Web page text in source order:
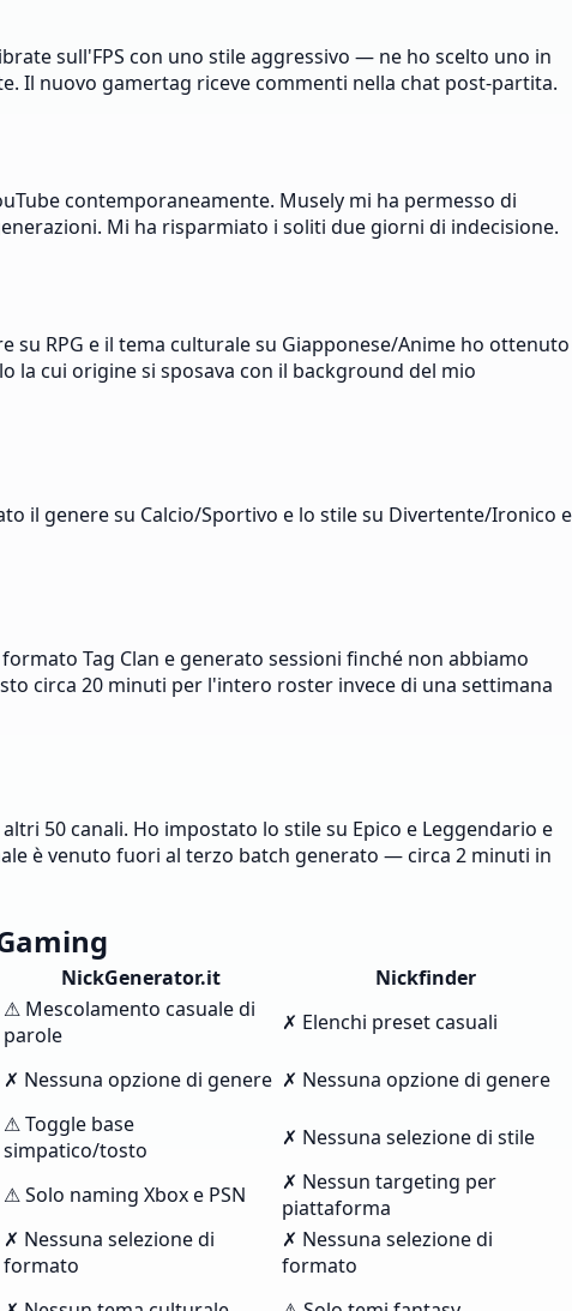
sull'FPS con uno stile aggressivo — ne ho scelto uno in
Il nuovo gamertag riceve commenti nella chat post-partita.
contemporaneamente. Musely mi ha permesso di
Mi ha risparmiato i soliti due giorni di indecisione.
su RPG e il tema culturale su Giapponese/Anime ho ottenuto
la cui origine si sposava con il background del mio
il genere su Calcio/Sportivo e lo stile su Divertente/Ironico e
Tag Clan e generato sessioni finché non abbiamo
circa 20 minuti per l'intero roster invece di una settimana
50 canali. Ho impostato lo stile su Epico e Leggendario e
è venuto fuori al terzo batch generato — circa 2 minuti in
NickGenerator.it
Nickfinder
⚠ Mescolamento casuale di
parole
✗ Elenchi preset casuali
✗ Nessuna opzione di genere ✗ Nessuna opzione di genere
⚠ Toggle base
simpatico/tosto
✗ Nessuna selezione di stile
⚠ Solo naming Xbox e PSN
✗ Nessun targeting per
piattaforma
✗ Nessuna selezione di
formato
✗ Nessuna selezione di
formato